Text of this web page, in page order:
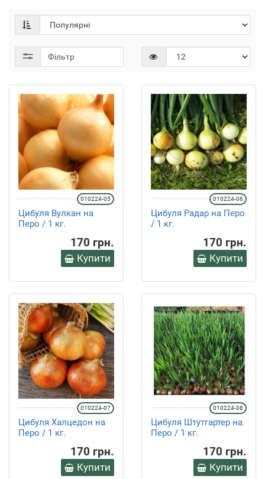
Фільтр
Цибуля Вулкан на
Перо / 1 кг.
010224-05
170 грн.
Купити
Цибуля Радар на Перо
/ 1 кг.
010224-06
170 грн.
Купити
Цибуля Халцедон на
Перо / 1 кг.
010224-07
170 грн.
Купити
Цибуля Штутгартер на
Перо / 1 кг.
010224-08
170 грн.
Купити